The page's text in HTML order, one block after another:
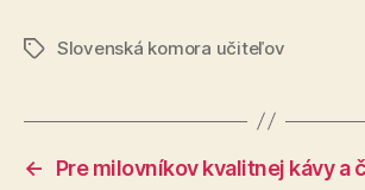
ZnačkySlovenská komora učiteľov
←
Pre milovníkov kvalitnej kávy a